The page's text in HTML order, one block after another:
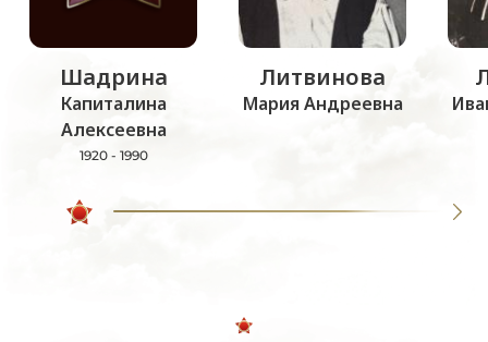
Шадрина
Капиталина
Алексеевна
1920 - 1990
Литвинова
Мария Андреевна